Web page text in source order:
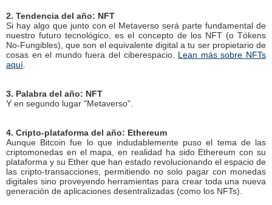
2. Tendencia del año: NFT
Si hay algo que junto con el Metaverso será parte fundamental de
nuestro futuro tecnológico, es el concepto de los NFT (o Tókens
No-Fungibles), que son el equivalente digital a tu ser propietario de
cosas en el mundo fuera del ciberespacio. Lean más sobre NFTs
aquí
3. Palabra del año: NFT
Y en segundo lugar "Metaverso".
4. Cripto-plataforma del año: Ethereum
Aunque Bitcoin fue lo que indudablemente puso el tema de las
criptomonedas en el mapa, en realidad ha sido Ethereum con su
plataforma y su Ether que han estado revolucionando el espacio de
las cripto-transacciones, permitiendo no solo pagar con monedas
digitales sino proveyendo herramientas para crear toda una nueva
generación de aplicaciones desentralizadas (como los NFTs).